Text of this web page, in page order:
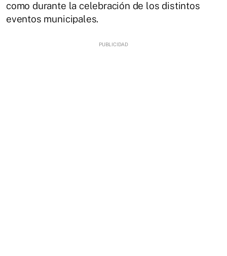
como durante la celebración de los distintos
eventos municipales.